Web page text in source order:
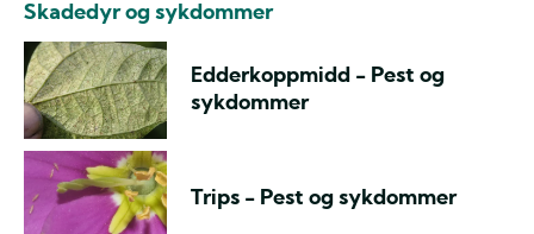
Skadedyr og sykdommer
Edderkoppmidd - Pest og
sykdommer
Trips - Pest og sykdommer